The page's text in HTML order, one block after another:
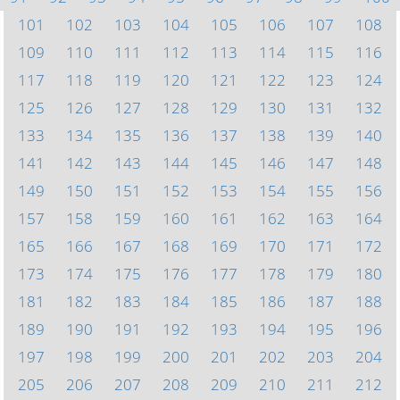
101
102 103 104 105 106 107
108
109
110 111 112 113 114 115
116
117
118 119 120 121 122 123
124
125
126 127 128 129 130 131
132
133
134 135 136 137 138 139
140
141
142 143 144 145 146 147
148
149
150 151 152 153 154 155
156
157
158 159 160 161 162 163
164
165
166 167 168 169 170 171
172
173
174 175 176 177 178 179
180
181
182 183 184 185 186 187
188
189
190 191 192 193 194 195
196
197
198 199 200 201 202 203
204
205
206 207 208 209 210 211
212